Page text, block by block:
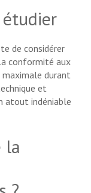
de considérer
conformité aux
maximale durant
et
atout indéniable
la